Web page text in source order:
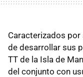
Caracterizados
de desarrollar sus
TT de la Isla de
del conjunto con